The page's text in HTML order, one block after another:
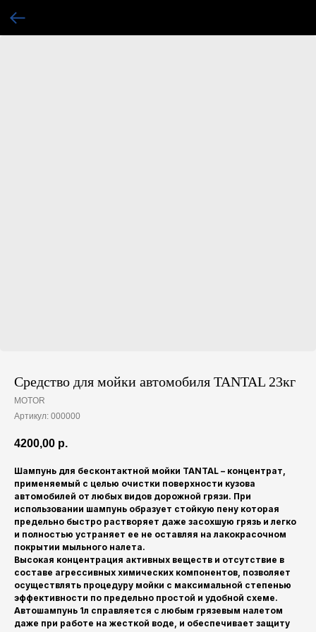
Средство для мойки автомобиля TANTAL 23кг
MOTOR
Артикул: 000000
4200,00 р.
Шампунь для бесконтактной мойки TANTAL – концентрат,
применяемый с целью очистки поверхности кузова
автомобилей от любых видов дорожной грязи. При
использовании шампунь образует стойкую пену которая
предельно быстро растворяет даже засохшую грязь и легко
и полностью устраняет ее не оставляя на лакокрасочном
покрытии мыльного налета.
Высокая концентрация активных веществ и отсутствие в
составе агрессивных химических компонентов, позволяет
осуществлять процедуру мойки с максимальной степенью
эффективности по предельно простой и удобной схеме.
Автошампунь 1л справляется с любым грязевым налетом
даже при работе на жесткой воде, и обеспечивает защиту